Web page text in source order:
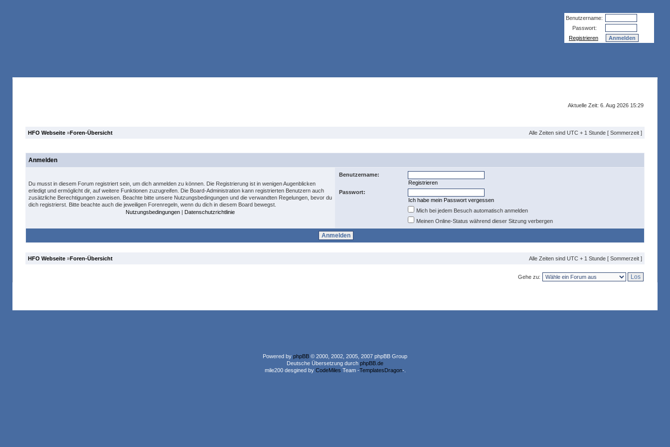
Benutzername:
Passwort:
Registrieren
Aktuelle Zeit: 6. Aug 2026 15:29
HFO Webseite »Foren-Übersicht Alle Zeiten sind UTC + 1 Stunde [ Sommerzeit ]
Anmelden
Du musst in diesem Forum registriert sein, um dich anmelden zu können. Die Registrierung ist in wenigen Augenblicken
erledigt und ermöglicht dir, auf weitere Funktionen zuzugreifen. Die Board-Administration kann registrierten Benutzern auch
zusätzliche Berechtigungen zuweisen. Beachte bitte unsere Nutzungsbedingungen und die verwandten Regelungen, bevor du
dich registrierst. Bitte beachte auch die jeweiligen Forenregeln, wenn du dich in diesem Board bewegst.
Nutzungsbedingungen | Datenschutzrichtlinie
Benutzername:
Registrieren
Passwort:
Ich habe mein Passwort vergessen
Mich bei jedem Besuch automatisch anmelden
Meinen Online-Status während dieser Sitzung verbergen
HFO Webseite »Foren-Übersicht Alle Zeiten sind UTC + 1 Stunde [ Sommerzeit ]
Gehe zu:
Powered by phpBB © 2000, 2002, 2005, 2007 phpBB Group
Deutsche Übersetzung durch phpBB.de
mile200 desgined by CodeMiles Team -TemplatesDragon-.